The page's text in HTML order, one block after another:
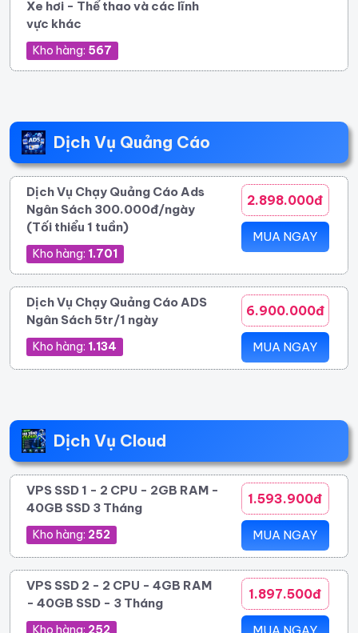
Xe hơi - Thể thao và các lĩnh
vực khác
Kho hàng: 567
Dịch Vụ Quảng Cáo
Dịch Vụ Chạy Quảng Cáo Ads
Ngân Sách 300.000đ/ngày
(Tối thiểu 1 tuần)
Kho hàng: 1.701
2.898.000đ
MUA NGAY
Dịch Vụ Chạy Quảng Cáo ADS
Ngân Sách 5tr/1 ngày
Kho hàng: 1.134
6.900.000đ
MUA NGAY
Dịch Vụ Cloud
VPS SSD 1 - 2 CPU - 2GB RAM -
40GB SSD 3 Tháng
Kho hàng: 252
1.593.900đ
MUA NGAY
VPS SSD 2 - 2 CPU - 4GB RAM
- 40GB SSD - 3 Tháng
Kho hàng: 252
1.897.500đ